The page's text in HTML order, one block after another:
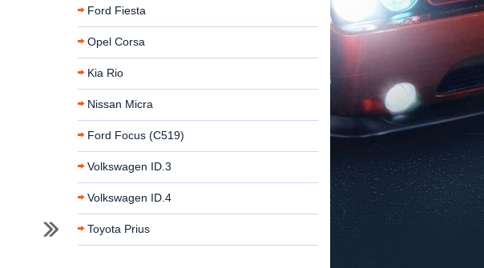
Ford Fiesta
Opel Corsa
Kia Rio
Nissan Micra
Ford Focus (C519)
Volkswagen ID.3
Volkswagen ID.4
Toyota Prius